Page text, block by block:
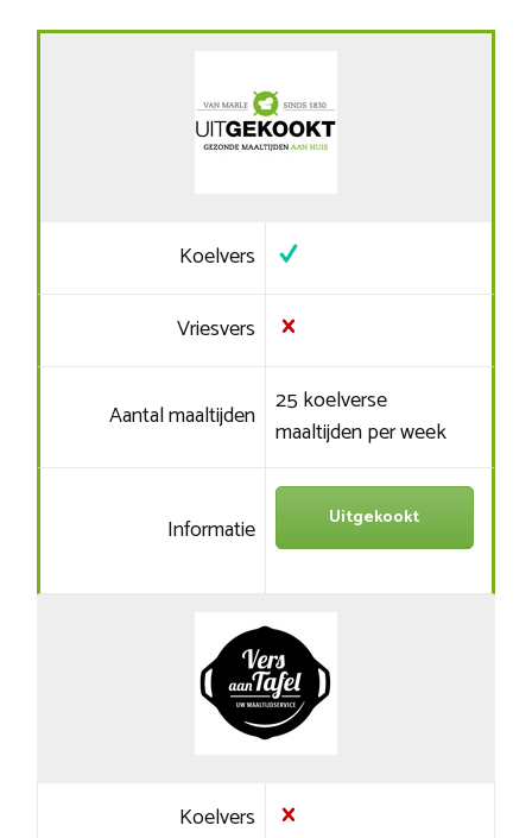
Koelvers
Vriesvers
Aantal maaltijden 25 koelverse
maaltijden per week
Informatie Uitgekookt
Koelvers